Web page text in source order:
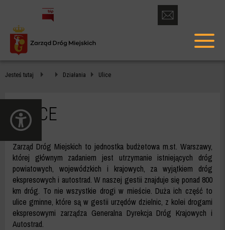
ULICE
ZDM
WARSZAWA
otwórz
formularz
kontaktowy
menu
Jesteś tutaj Działania Ulice
ULICE
Zarząd Dróg Miejskich to jednostka budżetowa m.st. Warszawy,
której głównym zadaniem jest utrzymanie istniejących dróg
powiatowych, wojewódzkich i krajowych, za wyjątkiem dróg
ekspresowych i autostrad. W naszej gestii znajduje się ponad 800
km dróg. To nie wszystkie drogi w mieście. Duża ich część to
ulice gminne, które są w gestii urzędów dzielnic, z kolei drogami
ekspresowymi zarządza Generalna Dyrekcja Dróg Krajowych i
Autostrad.
otwórz
panel